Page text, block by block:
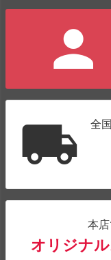
全
本
オリジナ